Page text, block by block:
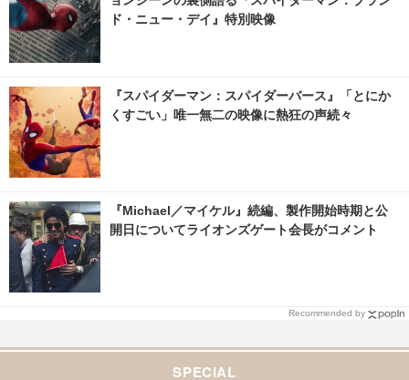
ド・ニュー・デイ』特別映像
『スパイダーマン：スパイダーバース』「とにか
くすごい」唯一無二の映像に熱狂の声続々
『Michael／マイケル』続編、製作開始時期と公
開日についてライオンズゲート会長がコメント
Recommended by
SPECIAL